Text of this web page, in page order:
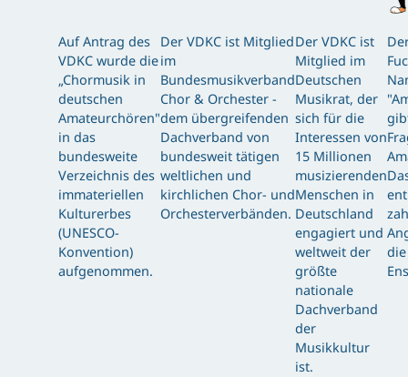
Auf Antrag des
VDKC wurde die
„Chormusik in
deutschen
Amateurchören"
in das
bundesweite
Verzeichnis des
immateriellen
Kulturerbes
(UNESCO-
Konvention)
aufgenommen.
Der VDKC ist Mitglied
im
Bundesmusikverband
Chor & Orchester -
dem übergreifenden
Dachverband von
bundesweit tätigen
weltlichen und
kirchlichen Chor- und
Orchesterverbänden.
Der VDKC ist
Mitglied im
Deutschen
Musikrat, der
sich für die
Interessen von
15 Millionen
musizierenden
Menschen in
Deutschland
engagiert und
weltweit der
größte
nationale
Dachverband
der
Musikkultur
ist.
die